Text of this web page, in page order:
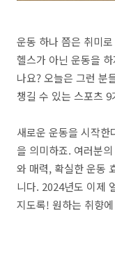
운동 하나 쯤은 취미
헬스가 아닌 운동을
나요? 오늘은 그런 분
챙길 수 있는 스포츠
새로운 운동을 시작한
을 의미하죠. 여러분
와 매력, 확실한 운동
니다. 2024년도 이제
지도록! 원하는 취향